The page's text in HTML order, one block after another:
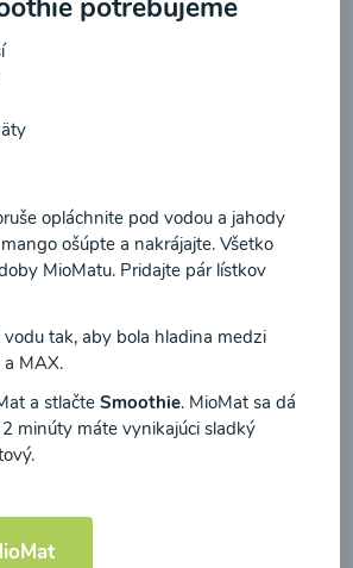
cappuccino
Kaše
potrebujeme
opláchnite pod vodou a jahody
ošúpte a nakrájajte. Všetko
MioMatu. Pridajte pár lístkov
tak, aby bola hladina medzi
MAX.
a stlačteSmoothie. MioMat sa dá
minúty máte vynikajúci sladký
o Ochrane osobných
s nimi.